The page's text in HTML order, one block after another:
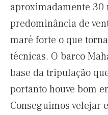
aproximadamente 30
predominância de
maré forte o que
técnicas. O barco
base da tripulação
portanto houve bom
Conseguimos velejar